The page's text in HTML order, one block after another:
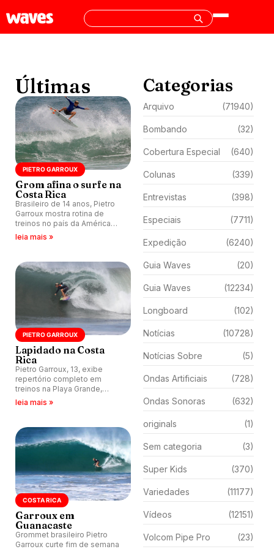
Últimas
PIETRO GARROUX
Grom afina o surfe na
Costa Rica
Brasileiro de 14 anos, Pietro
Garroux mostra rotina de
treinos no país da América
Central.
leia mais »
PIETRO GARROUX
Lapidado na Costa
Rica
Pietro Garroux, 13, exibe
repertório completo em
treinos na Playa Grande,
Costa Rica.
leia mais »
COSTA RICA
Garroux em
Guanacaste
Grommet brasileiro Pietro
Garroux curte fim de semana
Categorias
Arquivo (71940)
Bombando (32)
Cobertura Especial (640)
Colunas (339)
Entrevistas (398)
Especiais (7711)
Expedição (6240)
Guia Waves (20)
Guia Waves (12234)
Longboard (102)
Notícias (10728)
Notícias Sobre (5)
Ondas Artificiais (728)
Ondas Sonoras (632)
originals (1)
Sem categoria (3)
Super Kids (370)
Variedades (11177)
Vídeos (12151)
Volcom Pipe Pro (23)